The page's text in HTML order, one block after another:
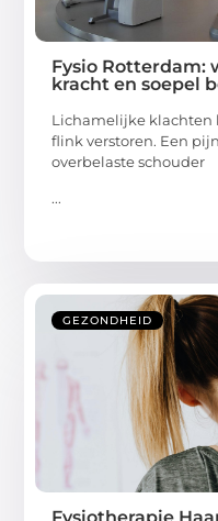
Fysio Rotterdam:
kracht en soepel
Lichamelijke klachten
flink verstoren. Een
overbelaste schouder
...
GEZONDHEID